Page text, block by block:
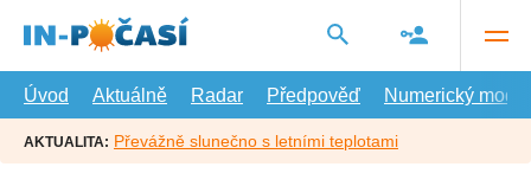
hlavní
Úvod
Aktuálně Radar Předpověď Numerický model
AKTUALITA: Převážně slunečno s letními teplotami